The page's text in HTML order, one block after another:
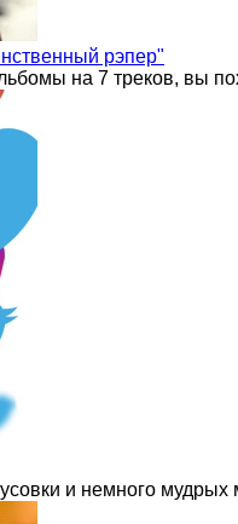
рэпер"
на 7 треков, вы
и немного мудрых